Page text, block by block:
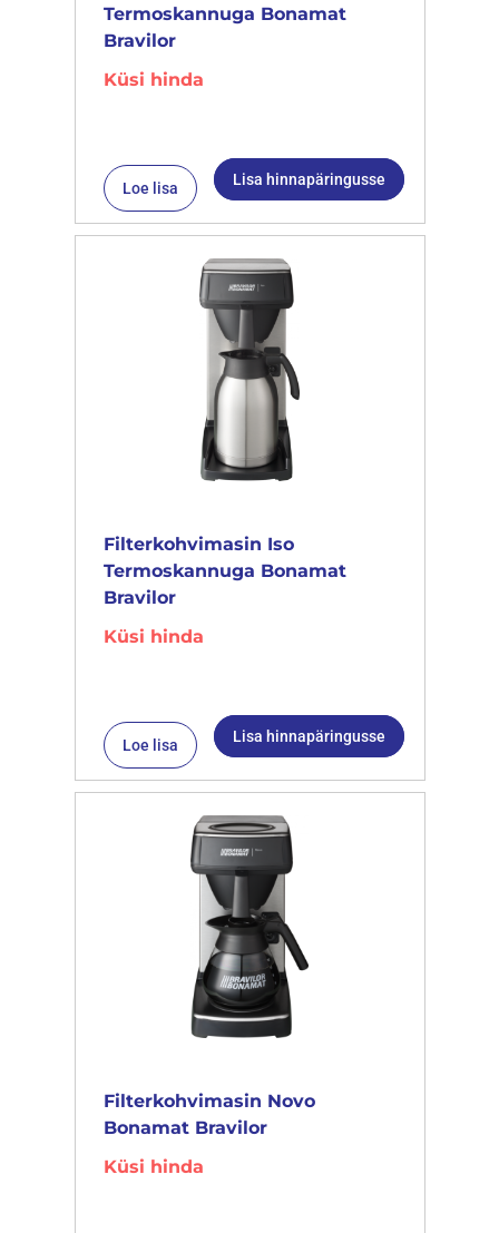
Termoskannuga Bonamat
Bravilor
Küsi hinda
Loe lisa Lisa hinnapäringusse
Filterkohvimasin Iso
Termoskannuga Bonamat
Bravilor
Küsi hinda
Loe lisa Lisa hinnapäringusse
Filterkohvimasin Novo
Bonamat Bravilor
Küsi hinda